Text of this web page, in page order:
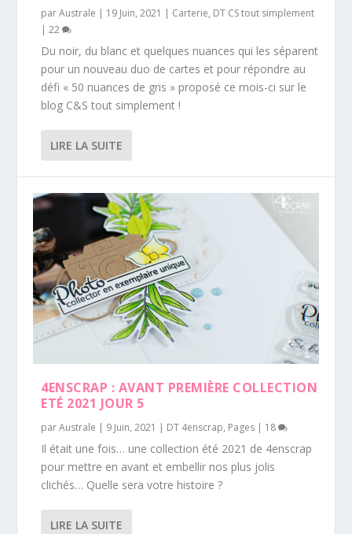
parAustrale | 19 Juin, 2021 | Carterie, DT CS tout simplement
|22
Du noir, du blanc et quelques nuances qui les séparent
pour un nouveau duo de cartes et pour répondre au
défi « 50 nuances de gris » proposé ce mois-ci sur le
blog C&S tout simplement !
LIRE LA SUITE
4ENSCRAP : AVANT PREMIÈRE COLLECTION
ETÉ 2021 JOUR 5
parAustrale | 9 Juin, 2021 | DT 4enscrap, Pages | 18
Il était une fois… une collection été 2021 de 4enscrap
pour mettre en avant et embellir nos plus jolis
clichés… Quelle sera votre histoire ?
LIRE LA SUITE